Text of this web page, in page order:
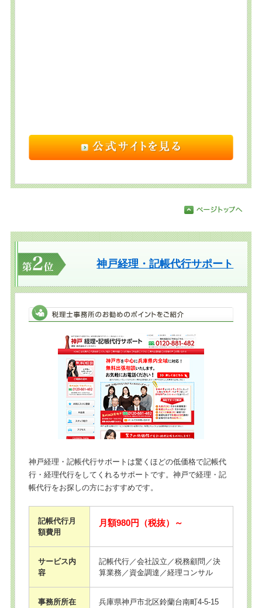
神戸経理・記帳代行サポート
神戸経理・記帳代行サポートは驚くほどの低価格で記帳代
行・経理代行をしてくれるサポートです。神戸で経理・記
帳代行をお探しの方におすすめです。
記帳代行月
額費用
月額980円（税抜）～
サービス内
容
記帳代行／会社設立／税務顧問／決
算業務／資金調達／経理コンサル
事務所所在
兵庫県神戸市北区鈴蘭台南町4-5-15